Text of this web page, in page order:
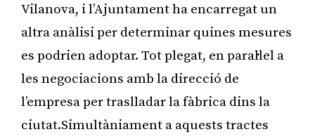
Vilanova, i l’Ajuntament ha encarregat un
altra anàlisi per determinar quines mesures
es podrien adoptar. Tot plegat, en paral·lel a
les negociacions amb la direcció de
l’empresa per traslladar la fàbrica dins la
ciutat.Simultàniament a aquests tractes